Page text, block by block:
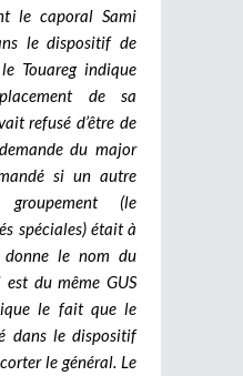
le caporal Sami
le dispositif de
Touareg indique
de sa
refusé d’être de
du major
si un autre
(le
spéciales) était à
donne le nom du
du même GUS
le fait que le
dans le dispositif
le général. Le